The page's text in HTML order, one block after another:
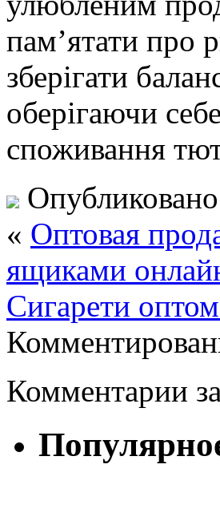
пам’ятати про
зберігати
оберігаючи
споживання
« Оптовая
ящиками
Сигарети
Комментарии